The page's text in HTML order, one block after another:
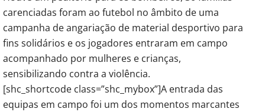
carenciadas foram ao futebol no âmbito de uma
campanha de angariação de material desportivo para
fins solidários e os jogadores entraram em campo
acompanhado por mulheres e crianças,
sensibilizando contra a violência.
[shc_shortcode class=”shc_mybox”]A entrada das
equipas em campo foi um dos momentos marcantes